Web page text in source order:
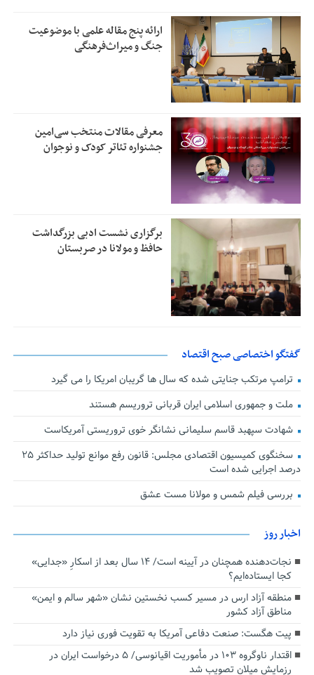
ارائه پنج مقاله علمی با موضوعیت
جنگ و میراث‌فرهنگی
معرفی مقالات منتخب سی‌امین
جشنواره تئاتر کودک و نوجوان
برگزاری نشست ادبی بزرگداشت
حافظ و مولانا در صربستان
گفتگو اختصاصی صبح اقتصاد
ترامپ مرتکب جنایتی شده که سال ها گریبان امریکا را می گیرد
ملت و جمهوری اسلامی ایران قربانی تروریسم هستند
شهادت سپهبد قاسم سلیمانی نشانگر خوی تروریستی آمریکاست
سخنگوی کمیسیون اقتصادی مجلس: قانون رفع موانع تولید حداکثر ۲۵
درصد اجرایی شده است
بررسی فیلم شمس و مولانا مست عشق
اخبار روز
نجات‌دهنده‌ همچنان در آیینه است/ ۱۴ سال بعد از اسکارِ «جدایی»
کجا ایستاده‌ایم؟
منطقه آزاد ارس در مسیر کسب نخستین نشان «شهر سالم و ایمن»
مناطق آزاد کشور
پیت هگست: صنعت دفاعی آمریکا به تقویت فوری نیاز دارد
اقتدار ناوگروه ۱۰۳ در مأموریت‌ اقیانوسی/ ۵ درخواست ایران در
رزمایش میلان تصویب شد